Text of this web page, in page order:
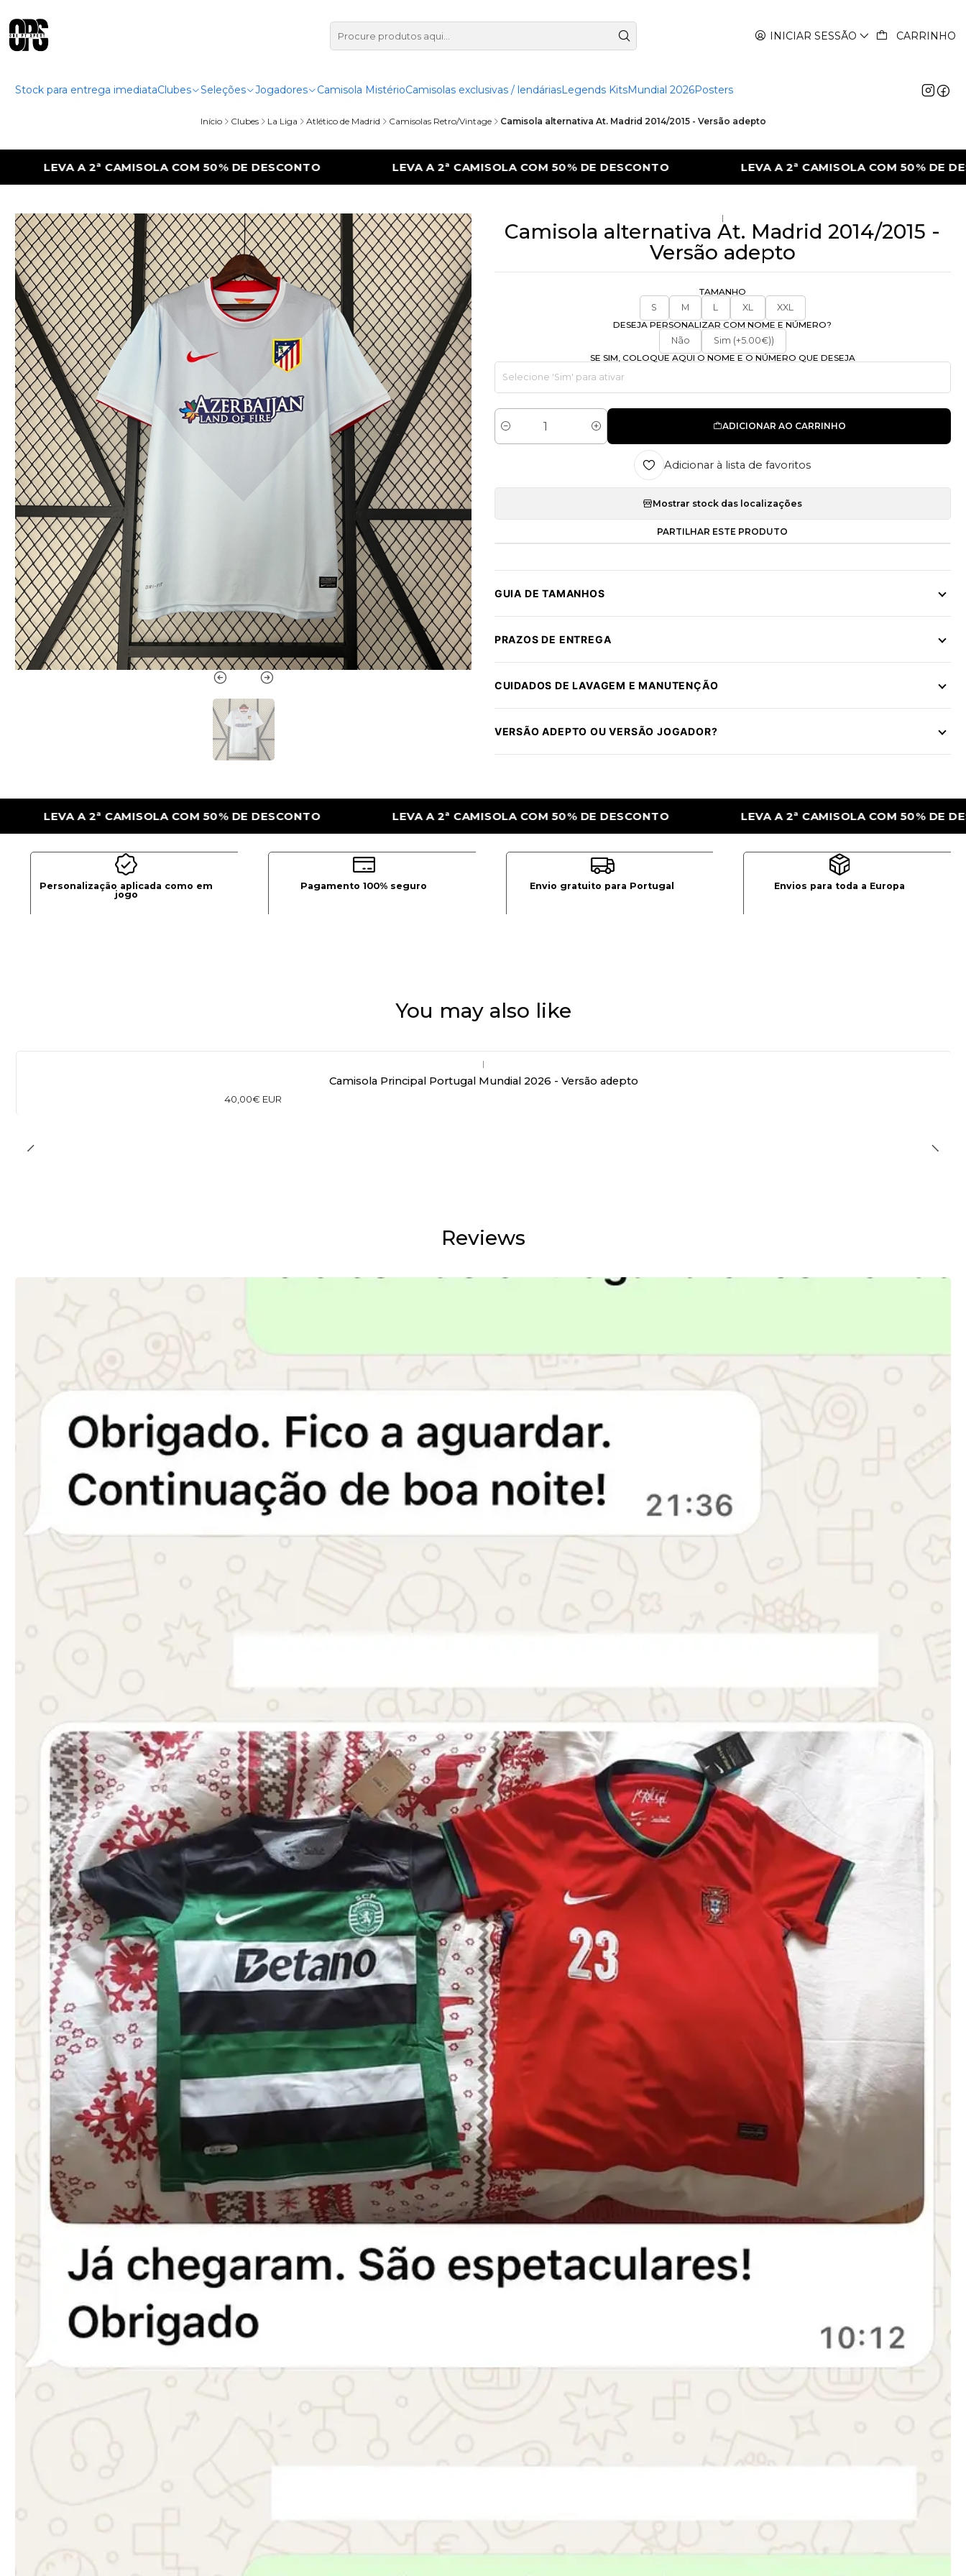
INICIAR SESSÃO CARRINHO
Stock para entrega imediataClubes Seleções Jogadores Camisola MistérioCamisolas exclusivas / lendáriasLegends KitsMundial 2026Posters
Início Clubes La Liga Atlético de Madrid Camisolas Retro/Vintage Camisola alternativa At. Madrid 2014/2015 - Versão adepto
DE DESCONTO LEVA A 2ª CAMISOLA COM 50% DE DESCONTO LEVA A 2ª CAMISOLA COM 50% DE DESCONTO LEVA A 2ª
|
Camisola alternativa At. Madrid 2014/2015 -
Versão adepto
TAMANHO
S
M L XL
XXL
DESEJA PERSONALIZAR COM NOME E NÚMERO?
Não
Sim (+5.00€))
SE SIM, COLOQUE AQUI O NOME E O NÚMERO QUE DESEJA
Quantidade
ADICIONAR AO CARRINHO
Adicionar à lista de favoritos
Mostrar stock das localizações
PARTILHAR ESTE PRODUTO
GUIA DE TAMANHOS
PRAZOS DE ENTREGA
CUIDADOS DE LAVAGEM E MANUTENÇÃO
VERSÃO ADEPTO OU VERSÃO JOGADOR?
DE DESCONTO LEVA A 2ª CAMISOLA COM 50% DE DESCONTO LEVA A 2ª CAMISOLA COM 50% DE DESCONTO LEVA A 2ª
Personalização aplicada como em
jogo
Pagamento 100% seguro Envio gratuito para Portugal Envios para toda a Europa
You may also like
|
Camisola Principal Portugal Mundial 2026 - Versão adepto
40,00€ EUR
Reviews